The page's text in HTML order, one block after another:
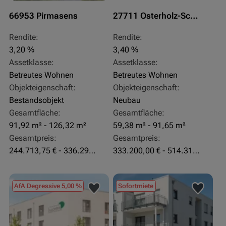
66953 Pirmasens
Rendite:
3,20 %
Assetklasse:
Betreutes Wohnen
Objekteigenschaft:
Bestandsobjekt
Gesamtfläche:
91,92 m² - 126,32 m²
Gesamtpreis:
244.713,75 € - 336.292 €
27711 Osterholz-Scharmbeck
Rendite:
3,40 %
Assetklasse:
Betreutes Wohnen
Objekteigenschaft:
Neubau
Gesamtfläche:
59,38 m² - 91,65 m²
Gesamtpreis:
333.200,00 € - 514.310,00 €
AfA Degressive 5,00 % Sofortmiete